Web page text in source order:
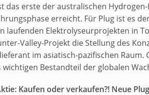
das erste der australischen
erreicht. Für Plug ist es
laufenden Elektrolyseurprojekten in
Valley-Projekt die Stellung des
im asiatisch-pazifischen Raum.
wichtigen Bestandteil der globalen
Kaufen oder verkaufen?! Neue